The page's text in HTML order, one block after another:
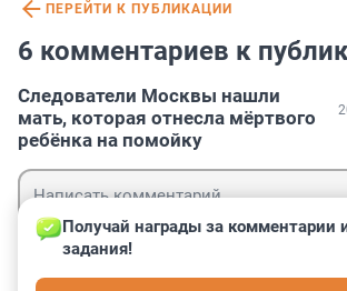
ПЕРЕЙТИ К ПУБЛИКАЦИИ
6 комментариев к
Следователи Москвы нашли
мать, которая отнесла мёртвого
ребёнка на помойку
Получай награды за комментарии
задания!